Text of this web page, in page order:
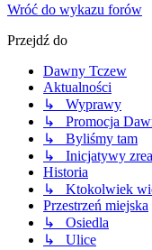
Wróć do wykazu forów
Przejdź do
Dawny Tczew
Aktualności
↳ Wyprawy
↳ Promocja
↳ Byliśmy tam
↳ Inicjatywy
Historia
↳ Ktokolwiek
Przestrzeń miejska
↳ Osiedla
↳ Ulice